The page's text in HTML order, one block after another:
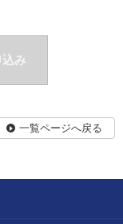
み
一覧ページへ戻る